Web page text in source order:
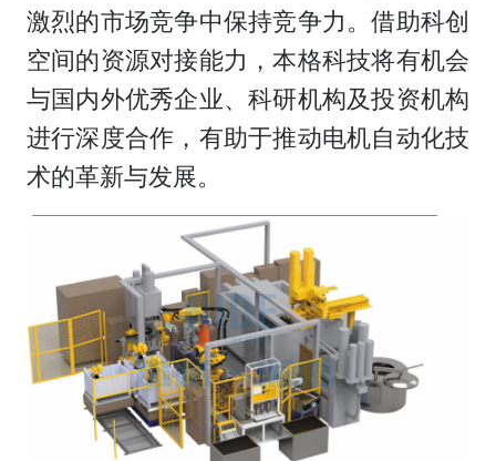
激烈的市场竞争中保持竞争力。借助科创
空间的资源对接能力，本格科技将有机会
与国内外优秀企业、科研机构及投资机构
进行深度合作，有助于推动电机自动化技
术的革新与发展。